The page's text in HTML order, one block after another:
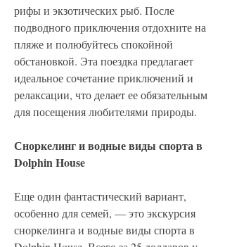
рифы и экзотических рыб. После
подводного приключения отдохните на
пляже и полюбуйтесь спокойной
обстановкой. Эта поездка предлагает
идеальное сочетание приключений и
релаксации, что делает ее обязательным
для посещения любителями природы.
Сноркелинг и водные виды спорта в
Dolphin House
Еще один фантастический вариант,
особенно для семей, — это экскурсия
сноркелинга и водные виды спорта в